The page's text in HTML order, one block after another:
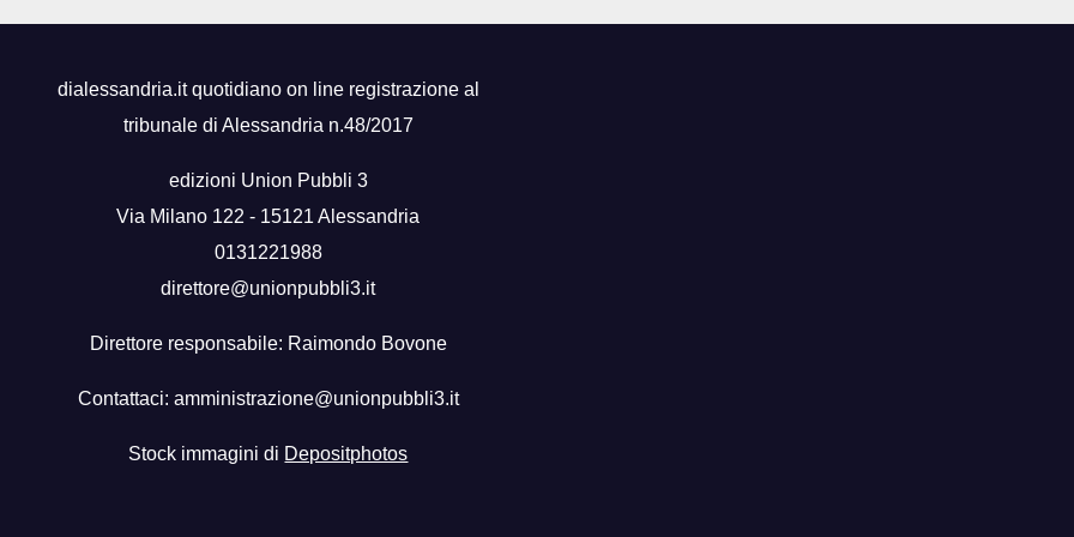
dialessandria.it quotidiano on line registrazione al
tribunale di Alessandria n.48/2017
edizioni Union Pubbli 3
Via Milano 122 - 15121 Alessandria
0131221988
direttore@unionpubbli3.it
Direttore responsabile: Raimondo Bovone
Contattaci: amministrazione@unionpubbli3.it
Stock immagini di Depositphotos